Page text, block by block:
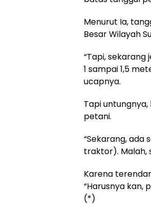
Menurut Ia,
Besar Wilayah
“Tapi,
1 sampai 1,5
ucapnya.
Tapi
petani.
“Sekarang, ada
traktor). Malah,
Karena
“Harusnya kan,
(*)